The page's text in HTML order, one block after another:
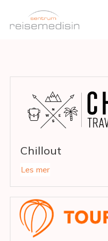
Chillout
Les mer